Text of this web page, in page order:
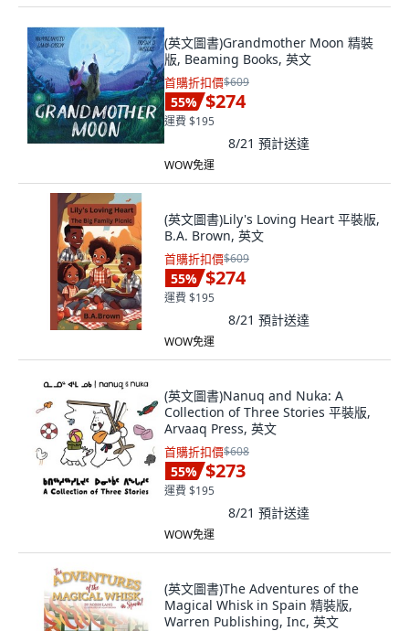
(英文圖書)Grandmother Moon 精裝
版, Beaming Books, 英文
首購折扣價$609
55% $274
運費 $195
8/21 預計送達
WOW免運
(英文圖書)Lily's Loving Heart 平裝版,
B.A. Brown, 英文
首購折扣價$609
55% $274
運費 $195
8/21 預計送達
WOW免運
(英文圖書)Nanuq and Nuka: A
Collection of Three Stories 平裝版,
Arvaaq Press, 英文
首購折扣價$608
55% $273
運費 $195
8/21 預計送達
WOW免運
(英文圖書)The Adventures of the
Magical Whisk in Spain 精裝版,
Warren Publishing, Inc, 英文